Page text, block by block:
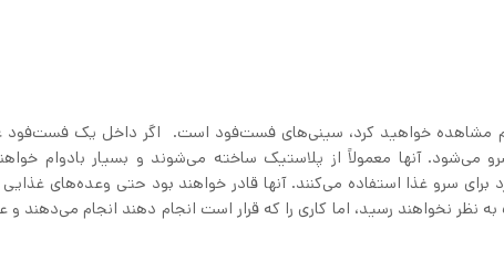
مشاهده خواهید کرد، سینی‌های فست‌فود است. اگر داخل یک فست‌فود
آنها معمولاً از پلاستیک ساخته می‌شوند و بسیار بادوام
سرو غذا استفاده می‌کنند. آنها قادر خواهند بود حتی وعده‌های غذایی
نخواهند رسید، اما کاری را که قرار است انجام دهند انجام می‌دهند و